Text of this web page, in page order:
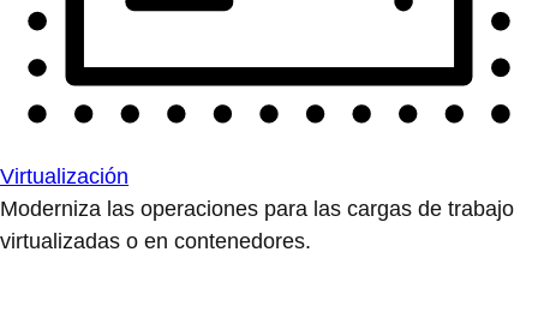
Virtualización
Moderniza las operaciones para las cargas de trabajo
virtualizadas o en contenedores.